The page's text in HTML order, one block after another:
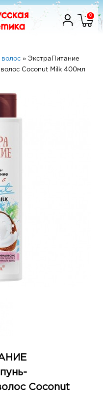
0
волос » ЭкстраПитание
Coconut Milk 400мл
Coconut